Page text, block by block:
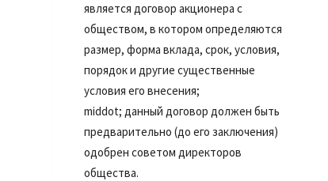
является договор акционера с
обществом, в котором определяются
размер, форма вклада, срок, условия,
порядок и другие существенные
условия его внесения;
middot; данный договор должен быть
предварительно (до его заключения)
одобрен советом директоров
общества.